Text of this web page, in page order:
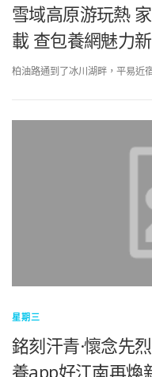
雪域高原游玩熱
載 查包養網魅力
柏油路通到了冰川湖畔，平易近
星期三
銘刻汗青·懷念先
養app好江南再煥